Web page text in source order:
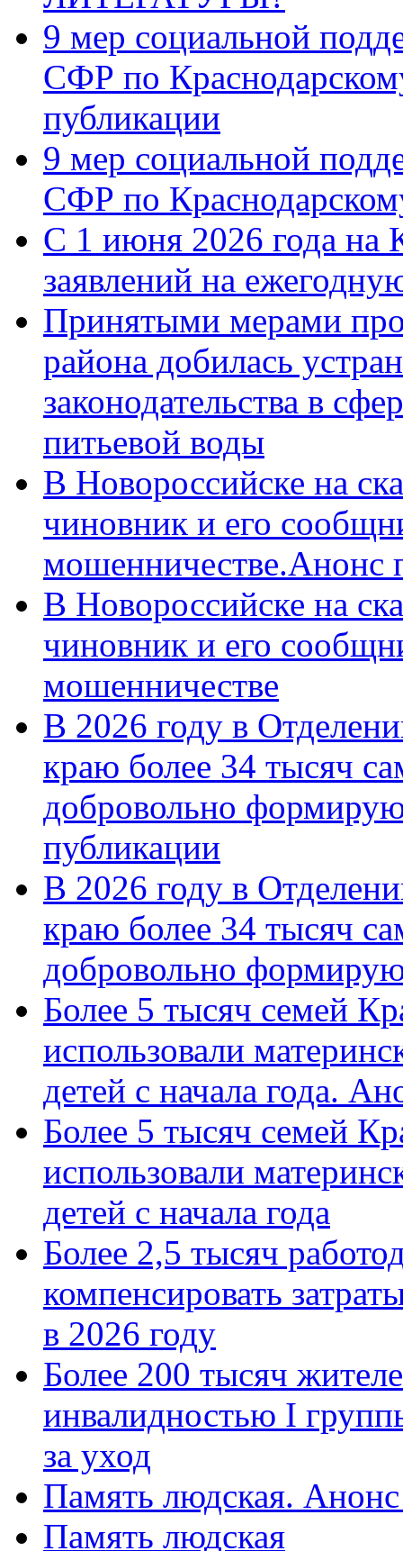
9 мер социальной
СФР по
публикации
9 мер социальной
СФР по
С 1 июня 2026 года на
заявлений на
Принятыми мерами
района добилась
законодательства в
питьевой воды
В Новороссийске на
чиновник и его
мошенничестве.Анонс
В Новороссийске на
чиновник и его
мошенничестве
В 2026 году в
краю более 34 тысяч
добровольно
публикации
В 2026 году в
краю более 34 тысяч
добровольно
Более 5 тысяч семей
использовали
детей с начала года.
Более 5 тысяч семей
использовали
детей с начала года
Более 2,5 тысяч
компенсировать
в 2026 году
Более 200 тысяч
инвалидностью I
за уход
Память людская.
Память людская